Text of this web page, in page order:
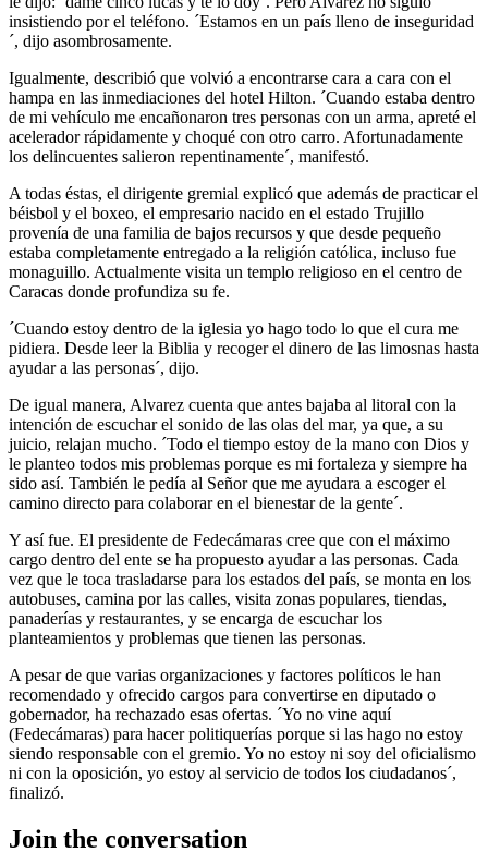
insistiendo por el teléfono. ´Estamos en un país lleno de inseguridad
´, dijo asombrosamente.
Igualmente, describió que volvió a encontrarse cara a cara con el
hampa en las inmediaciones del hotel Hilton. ´Cuando estaba dentro
de mi vehículo me encañonaron tres personas con un arma, apreté el
acelerador rápidamente y choqué con otro carro. Afortunadamente
los delincuentes salieron repentinamente´, manifestó.
A todas éstas, el dirigente gremial explicó que además de practicar el
béisbol y el boxeo, el empresario nacido en el estado Trujillo
provenía de una familia de bajos recursos y que desde pequeño
estaba completamente entregado a la religión católica, incluso fue
monaguillo. Actualmente visita un templo religioso en el centro de
Caracas donde profundiza su fe.
´Cuando estoy dentro de la iglesia yo hago todo lo que el cura me
pidiera. Desde leer la Biblia y recoger el dinero de las limosnas hasta
ayudar a las personas´, dijo.
De igual manera, Alvarez cuenta que antes bajaba al litoral con la
intención de escuchar el sonido de las olas del mar, ya que, a su
juicio, relajan mucho. ´Todo el tiempo estoy de la mano con Dios y
le planteo todos mis problemas porque es mi fortaleza y siempre ha
sido así. También le pedía al Señor que me ayudara a escoger el
camino directo para colaborar en el bienestar de la gente´.
Y así fue. El presidente de Fedecámaras cree que con el máximo
cargo dentro del ente se ha propuesto ayudar a las personas. Cada
vez que le toca trasladarse para los estados del país, se monta en los
autobuses, camina por las calles, visita zonas populares, tiendas,
panaderías y restaurantes, y se encarga de escuchar los
planteamientos y problemas que tienen las personas.
A pesar de que varias organizaciones y factores políticos le han
recomendado y ofrecido cargos para convertirse en diputado o
gobernador, ha rechazado esas ofertas. ´Yo no vine aquí
(Fedecámaras) para hacer politiquerías porque si las hago no estoy
siendo responsable con el gremio. Yo no estoy ni soy del oficialismo
ni con la oposición, yo estoy al servicio de todos los ciudadanos´,
finalizó.
Join the conversation